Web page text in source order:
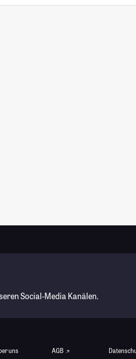
Social-Media Kanälen.
uns AGB